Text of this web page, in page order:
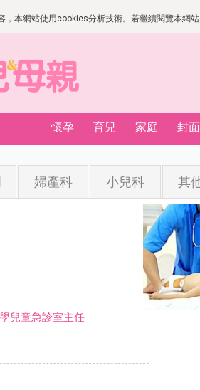
，本網站使用cookies分析技術。若繼續閱覽本網
懷孕 育兒 家庭 封
婦產科 小兒科 其
兒童急診室主任